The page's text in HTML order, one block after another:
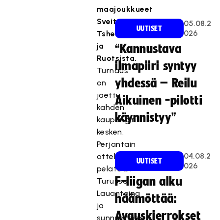
maajoukkueet
Sveitsistä,
Tshekistä
ja
Ruotsista.
Turnaus
on
jaettu
kahden
kaupungin
kesken.
Perjantain
ottelut
pelataan
Turussa.
Lauantaina
ja
sunnuntaina
UUTISET
05.08.2
026
“Kannustava
ilmapiiri syntyy
yhdessä – Reilu
Aikuinen -pilotti
käynnistyy”
UUTISET
04.08.2
026
F-liigan alku
häämöttää:
Avauskierrokset